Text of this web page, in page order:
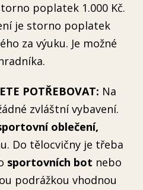
poplatek 1.000 Kč.
je storno poplatek
za výuku. Je možné
POTŘEBOVAT: Na
zvláštní vybavení.
oblečení,
Do tělocvičny je třeba
sportovních bot nebo
podrážkou vhodnou